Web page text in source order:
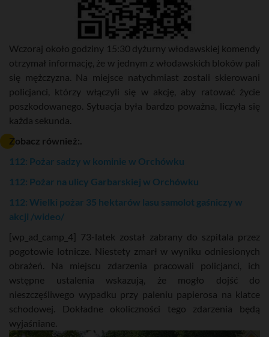
Wczoraj około godziny 15:30 dyżurny włodawskiej komendy
otrzymał informację, że w jednym z włodawskich bloków pali
się mężczyzna. Na miejsce natychmiast zostali skierowani
policjanci, którzy włączyli się w akcję, aby ratować życie
poszkodowanego. Sytuacja była bardzo poważna, liczyła się
każda sekunda.
Zobacz również:.
112: Pożar sadzy w kominie w Orchówku
112: Pożar na ulicy Garbarskiej w Orchówku
112: Wielki pożar 35 hektarów lasu samolot gaśniczy w
akcji /wideo/
[wp_ad_camp_4] 73-latek został zabrany do szpitala przez
pogotowie lotnicze. Niestety zmarł w wyniku odniesionych
obrażeń. Na miejscu zdarzenia pracowali policjanci, ich
wstępne ustalenia wskazują, że mogło dojść do
nieszczęśliwego wypadku przy paleniu papierosa na klatce
schodowej. Dokładne okoliczności tego zdarzenia będą
wyjaśniane.